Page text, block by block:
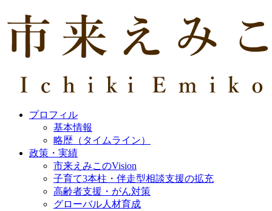
プロフィル
基本情報
略歴（タイムライン）
政策・実績
市来えみこのVision
子育て3本柱・伴走型相談支援の拡充
高齢者支援・がん対策
グローバル人材育成